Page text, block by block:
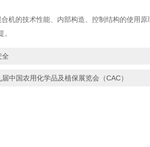
的技术性能、内部构造、控制结构的使用原
全
中国农用化学品及植保展览会（CAC）